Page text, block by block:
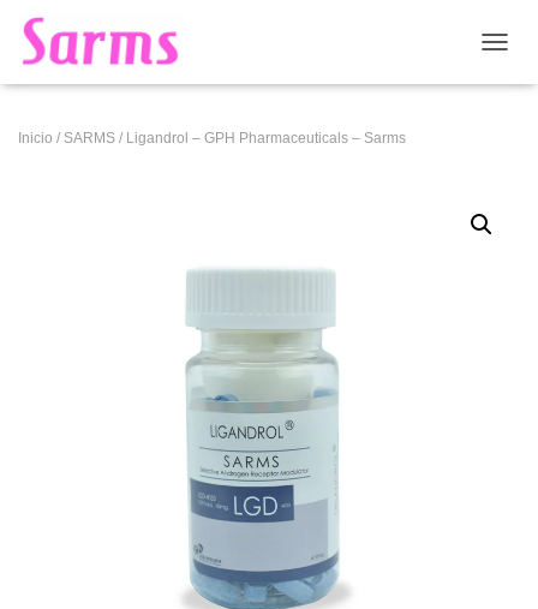
Inicio / SARMS / Ligandrol – GPH Pharmaceuticals – Sarms